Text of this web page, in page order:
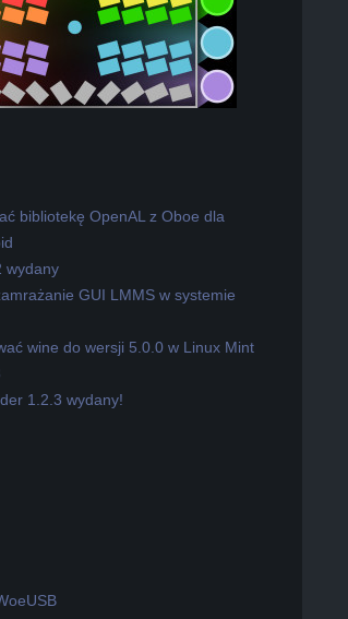
bibliotekę OpenAL z Oboe dla
wydany
GUI LMMS w systemie
wine do wersji 5.0.0 w Linux Mint
1.2.3 wydany!